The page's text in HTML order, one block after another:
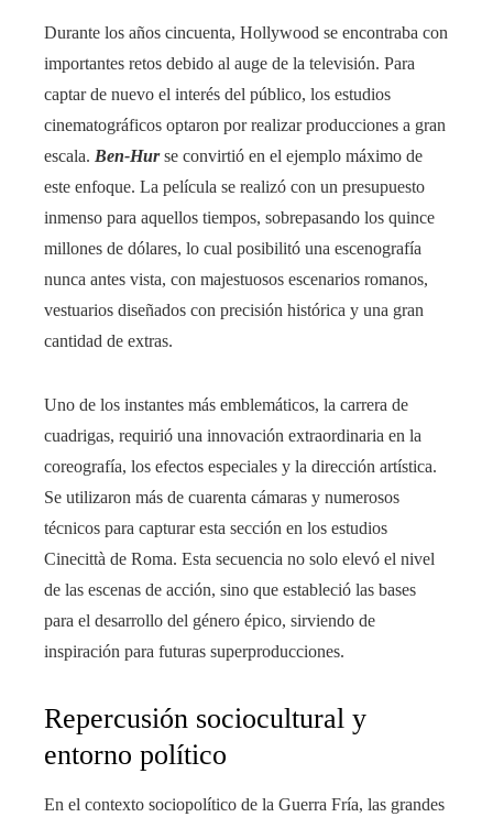
Durante los años cincuenta, Hollywood se encontraba con
importantes retos debido al auge de la televisión. Para
captar de nuevo el interés del público, los estudios
cinematográficos optaron por realizar producciones a gran
escala. Ben-Hurse convirtió en el ejemplo máximo de
este enfoque. La película se realizó con un presupuesto
inmenso para aquellos tiempos, sobrepasando los quince
millones de dólares, lo cual posibilitó una escenografía
nunca antes vista, con majestuosos escenarios romanos,
vestuarios diseñados con precisión histórica y una gran
cantidad de extras.
Uno de los instantes más emblemáticos, la carrera de
cuadrigas, requirió una innovación extraordinaria en la
coreografía, los efectos especiales y la dirección artística.
Se utilizaron más de cuarenta cámaras y numerosos
técnicos para capturar esta sección en los estudios
Cinecittà de Roma. Esta secuencia no solo elevó el nivel
de las escenas de acción, sino que estableció las bases
para el desarrollo del género épico, sirviendo de
inspiración para futuras superproducciones.
Repercusión sociocultural y
entorno político
En el contexto sociopolítico de la Guerra Fría, las grandes